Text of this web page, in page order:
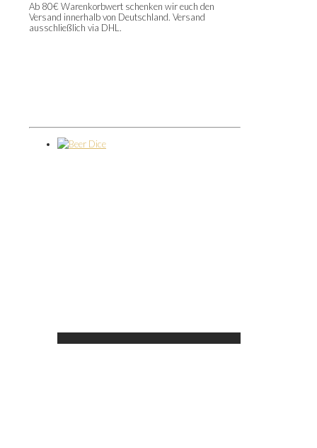
Ab 80€ Warenkorbwert schenken wir euch den
Versand innerhalb von Deutschland. Versand
ausschließlich via DHL.